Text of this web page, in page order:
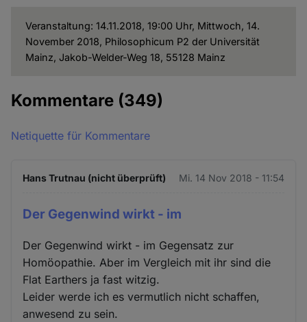
Veranstaltung: 14.11.2018, 19:00 Uhr, Mittwoch, 14.
November 2018, Philosophicum P2 der Universität
Mainz, Jakob-Welder-Weg 18, 55128 Mainz
Kommentare (349)
Netiquette für Kommentare
Hans Trutnau (nicht überprüft) Mi. 14 Nov 2018 - 11:54
Der Gegenwind wirkt - im
Der Gegenwind wirkt - im Gegensatz zur
Homöopathie. Aber im Vergleich mit ihr sind die
Flat Earthers ja fast witzig.
Leider werde ich es vermutlich nicht schaffen,
anwesend zu sein.